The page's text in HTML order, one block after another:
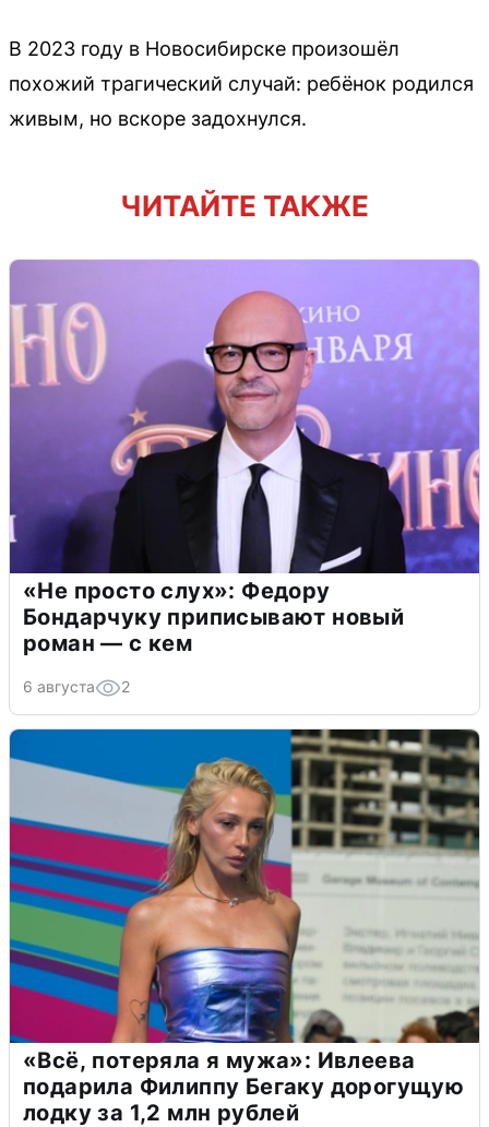
В 2023 году в Новосибирске произошёл
похожий трагический случай: ребёнок родился
живым, но вскоре задохнулся.
ЧИТАЙТЕ ТАКЖЕ
«Не просто слух»: Федору
Бондарчуку приписывают новый
роман — с кем
6 августа 2
«Всё, потеряла я мужа»: Ивлеева
подарила Филиппу Бегаку дорогущую
лодку за 1,2 млн рублей